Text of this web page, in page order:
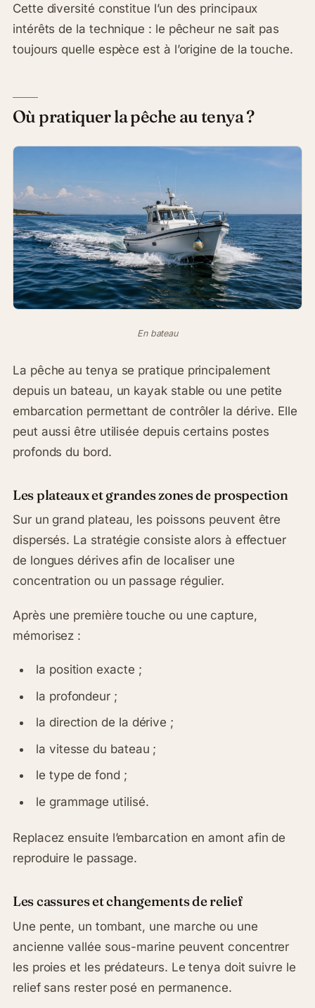
Cette diversité constitue l’un des principaux
intérêts de la technique : le pêcheur ne sait pas
toujours quelle espèce est à l’origine de la touche.
Où pratiquer la pêche au tenya ?
En bateau
La pêche au tenya se pratique principalement
depuis un bateau, un kayak stable ou une petite
embarcation permettant de contrôler la dérive. Elle
peut aussi être utilisée depuis certains postes
profonds du bord.
Les plateaux et grandes zones de prospection
Sur un grand plateau, les poissons peuvent être
dispersés. La stratégie consiste alors à effectuer
de longues dérives afin de localiser une
concentration ou un passage régulier.
Après une première touche ou une capture,
mémorisez :
la position exacte ;
la profondeur ;
la direction de la dérive ;
la vitesse du bateau ;
le type de fond ;
le grammage utilisé.
Replacez ensuite l’embarcation en amont afin de
reproduire le passage.
Les cassures et changements de relief
Une pente, un tombant, une marche ou une
ancienne vallée sous-marine peuvent concentrer
les proies et les prédateurs. Le tenya doit suivre le
relief sans rester posé en permanence.